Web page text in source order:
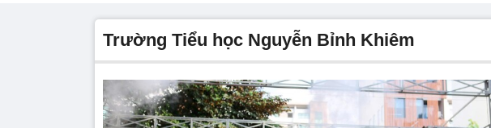
Trường Tiểu học Nguyễn Bỉnh Khiêm